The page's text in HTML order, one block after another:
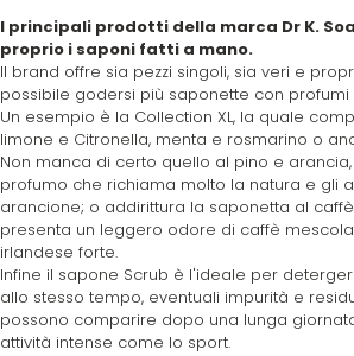
Panasonic
Parlux
Phytorelax
Plura
Pop Italy
Rica
I principali prodotti della marca Dr K.
proprio i saponi fatti a mano.
Il brand offre sia pezzi singoli, sia veri e
possibile godersi più saponette con profumi
Un esempio è la Collection XL, la quale
limone e Citronella, menta e rosmarino o
Non manca di certo quello al pino e
profumo che richiama molto la natura e gli
arancione; o addirittura la saponetta al
presenta un leggero odore di caffè
irlandese forte.
Infine il sapone Scrub è l'ideale per
allo stesso tempo, eventuali impurità e
possono comparire dopo una lunga
attività intense come lo sport.